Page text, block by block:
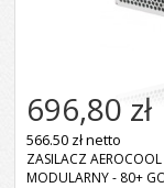
696,80 zł
566.50 zł netto
ZASILACZ
MODULARNY - 80+